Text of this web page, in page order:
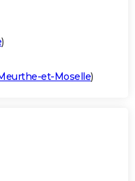
)
et-Moselle)